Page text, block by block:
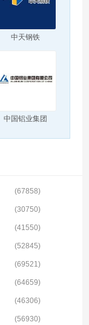
中天钢铁
中国铝业集团
(67858)
(30750)
(41550)
(52845)
(69521)
(64659)
(46306)
(56930)